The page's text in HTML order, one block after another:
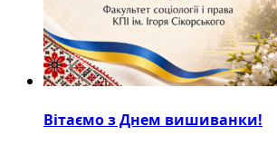
Вітаємо з Днем вишиванки!